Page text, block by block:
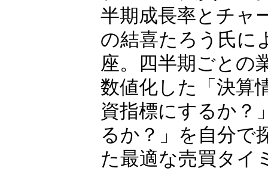
ブルベア大賞2023
半期成長率とチャ
の結喜たろう氏に
座。四半期ごとの
数値化した「決算
資指標にするか？
るか？」を自分で